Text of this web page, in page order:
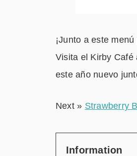
¡Junto a este
Visita el Kirby Café
este año nuevo
Next » Strawberry
Information